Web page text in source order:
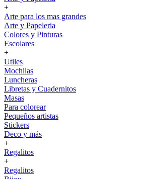
+
Arte para los mas grandes
Arte y Papeleria
Colores y Pinturas
Escolares
+
Utiles
Mochilas
Luncheras
Libretas y Cuadernitos
Masas
Para colorear
Pequeños artistas
Stickers
Deco y más
+
Regalitos
+
Regalitos